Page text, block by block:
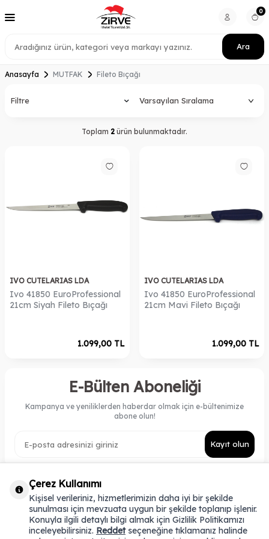
Ara
0
Anasayfa MUTFAK Fileto Bıçağı
Filtre
Toplam 2 ürün bulunmaktadır.
IVO CUTELARIAS LDA
Ivo 41850 EuroProfessional
21cm Siyah Fileto Bıçağı
1.099,00 TL
IVO CUTELARIAS LDA
Ivo 41850 EuroProfessional
21cm Mavi Fileto Bıçağı
1.099,00 TL
E-Bülten Aboneliği
Kampanya ve yeniliklerden haberdar olmak için e-bültenimize
abone olun!
Kayıt olun
KATEGORILER
ÖNEMLI BILGILER
Çerez Kullanımı
Kişisel verileriniz, hizmetlerimizin daha iyi bir şekilde
sunulması için mevzuata uygun bir şekilde toplanıp işlenir.
Konuyla ilgili detaylı bilgi almak için Gizlilik Politikamızı
inceleyebilirsiniz. Reddetseçeneğine tıklamanız halinde